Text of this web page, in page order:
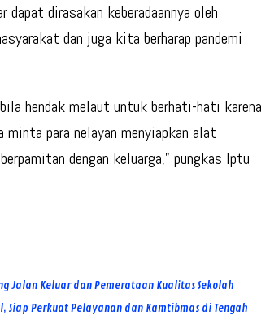
dapat dirasakan keberadaannya oleh
dan juga kita berharap pandemi
hendak melaut untuk berhati-hati karena
para nelayan menyiapkan alat
dengan keluarga,” pungkas Iptu
Jalan Keluar dan Pemerataan Kualitas Sekolah
Siap Perkuat Pelayanan dan Kamtibmas di Tengah